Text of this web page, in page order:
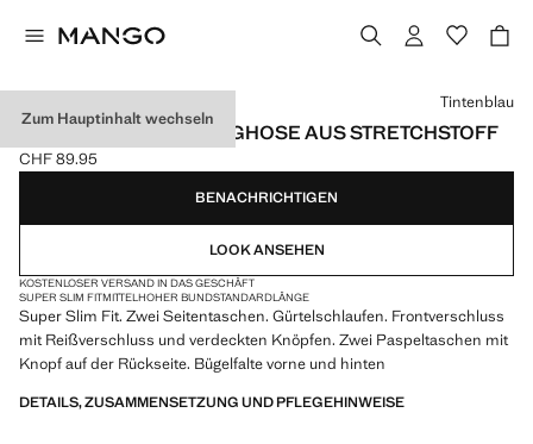
Zum Hauptinhalt wechseln
SUPER SLIM FIT-ANZUGHOSE AUS STRETCHSTOFF
Aktueller Preis [CHF 89.95 ]
CHF 89.95
Wählen Sie eine Farbe
Tintenblau
BENACHRICHTIGEN
LOOK ANSEHEN
KOSTENLOSER VERSAND IN DAS GESCHÄFT
SUPER SLIM FITMITTELHOHER BUNDSTANDARDLÄNGE
Super Slim Fit. Zwei Seitentaschen. Gürtelschlaufen. Frontverschluss
mit Reißverschluss und verdeckten Knöpfen. Zwei Paspeltaschen mit
Knopf auf der Rückseite. Bügelfalte vorne und hinten
DETAILS, ZUSAMMENSETZUNG UND PFLEGEHINWEISE